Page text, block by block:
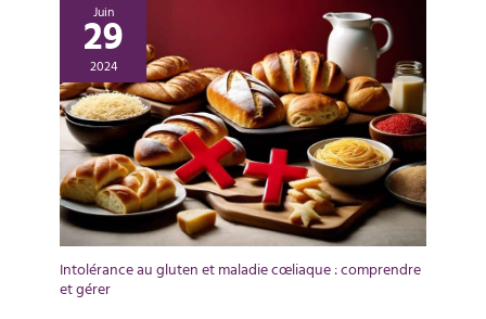
Juin
29
2024
Intolérance au gluten et maladie cœliaque : comprendre
et gérer